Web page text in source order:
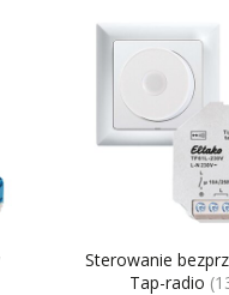
Sterowanie
Tap-radio